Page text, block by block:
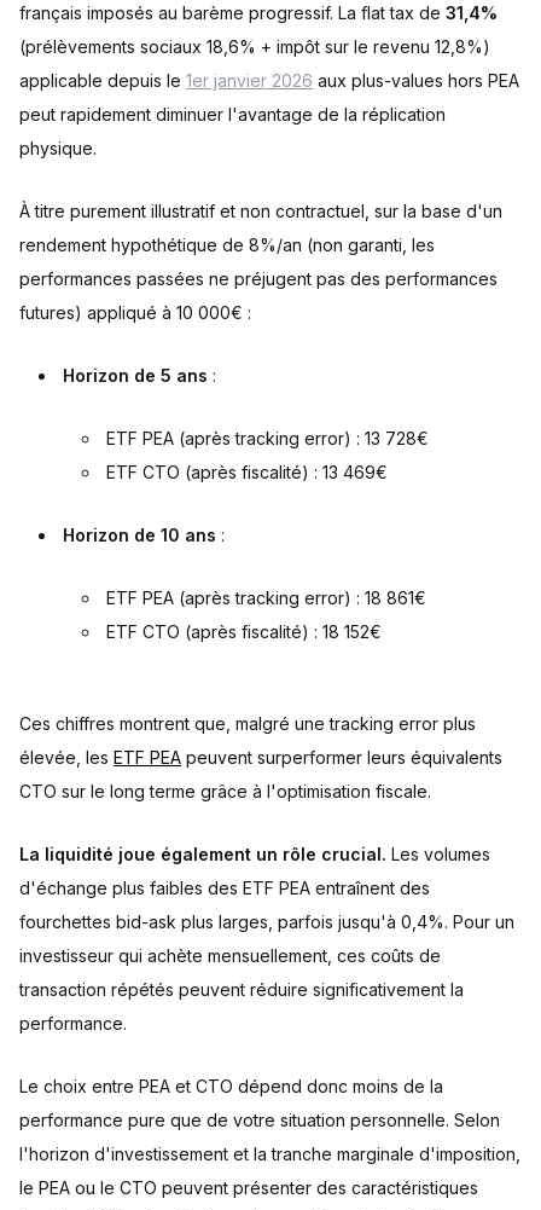
français imposés au barème progressif. La flat tax de 31,4%
(prélèvements sociaux 18,6% + impôt sur le revenu 12,8%)
applicable depuis le 1er janvier 2026 aux plus-values hors PEA
peut rapidement diminuer l'avantage de la réplication
physique.
À titre purement illustratif et non contractuel, sur la base d'un
rendement hypothétique de 8%/an (non garanti, les
performances passées ne préjugent pas des performances
futures) appliqué à 10 000€ :
Horizon de 5 ans :
ETF PEA (après tracking error) : 13 728€
ETF CTO (après fiscalité) : 13 469€
Horizon de 10 ans :
ETF PEA (après tracking error) : 18 861€
ETF CTO (après fiscalité) : 18 152€
Ces chiffres montrent que, malgré une tracking error plus
élevée, les ETF PEA peuvent surperformer leurs équivalents
CTO sur le long terme grâce à l'optimisation fiscale.
La liquidité joue également un rôle crucial. Les volumes
d'échange plus faibles des ETF PEA entraînent des
fourchettes bid-ask plus larges, parfois jusqu'à 0,4%. Pour un
investisseur qui achète mensuellement, ces coûts de
transaction répétés peuvent réduire significativement la
performance.
Le choix entre PEA et CTO dépend donc moins de la
performance pure que de votre situation personnelle. Selon
l'horizon d'investissement et la tranche marginale d'imposition,
le PEA ou le CTO peuvent présenter des caractéristiques